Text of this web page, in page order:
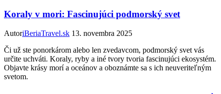
Koraly v mori: Fascinujúci podmorský svet
AutoriBeriaTravel.sk 13. novembra 2025
Či už ste ponorkárom alebo len zvedavcom, podmorský svet vás
určite uchváti. Koraly, ryby a iné tvory tvoria fascinujúci ekosystém.
Objavte krásy morí a oceánov a oboznámte sa s ich neuveriteľným
svetom.